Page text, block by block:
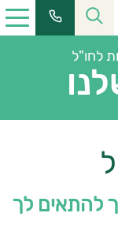
לחו"ל
להתאים לך